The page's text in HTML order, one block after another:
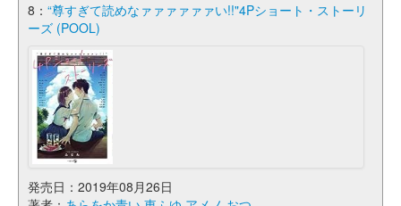
8： “尊すぎて読めなァァァァァァい!!"4Pショート・ストーリ
ーズ (POOL)
発売日：2019年08月26日